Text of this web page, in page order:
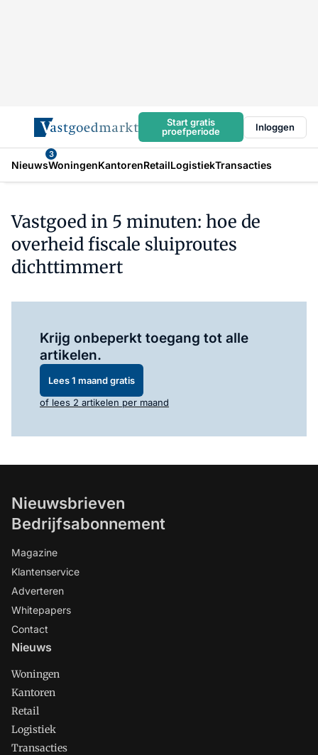
Start gratis
proefperiode
Inloggen
Nieuws
3
WoningenKantorenRetailLogistiekTransacties
Vastgoed in 5 minuten: hoe de
overheid fiscale sluiproutes
dichttimmert
Krijg onbeperkt toegang tot alle
artikelen.
Lees 1 maand gratis
of lees 2 artikelen per maand
Nieuwsbrieven
Bedrijfsabonnement
Magazine
Klantenservice
Adverteren
Whitepapers
Contact
Nieuws
Woningen
Kantoren
Retail
Logistiek
Transacties